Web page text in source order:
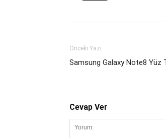
Önceki Yazı
Samsung Galaxy Note8 Yüz
Cevap Ver